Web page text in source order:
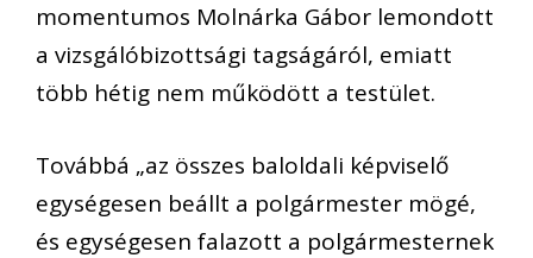
momentumos Molnárka Gábor lemondott
a vizsgálóbizottsági tagságáról, emiatt
több hétig nem működött a testület.
Továbbá „az összes baloldali képviselő
egységesen beállt a polgármester mögé,
és egységesen falazott a polgármesternek